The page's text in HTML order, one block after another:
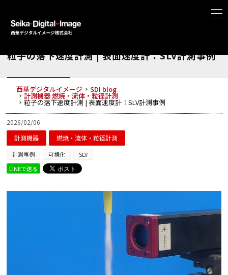
粒子の落下速度計測 | 表面速度計：SLV計測事例
西華デジタルイメージ SDI blog
計測機器燃焼・流体・粒径計測
粒子の落下速度計測 | 表面速度計：SLV計測事例
2026/02/06
計測機器
燃焼・流体・粒径計測
計測事例 可視化
SLV
LINEで送る